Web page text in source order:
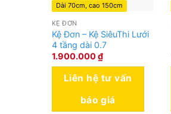
KỆ ĐƠN
Kệ Đơn – Kệ SiêuThi Lưới
4 tầng dài 0.7
1.900.000₫
Dài 70cm, cao 150cm
Liên hệ tư vấn
báo giá